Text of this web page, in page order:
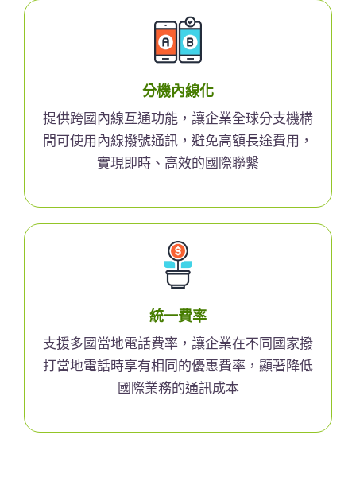
分機內線化
提供跨國內線互通功能，讓企業全球分支機構
間可使用內線撥號通訊，避免高額長途費用，
實現即時、高效的國際聯繫
統一費率
支援多國當地電話費率，讓企業在不同國家撥
打當地電話時享有相同的優惠費率，顯著降低
國際業務的通訊成本